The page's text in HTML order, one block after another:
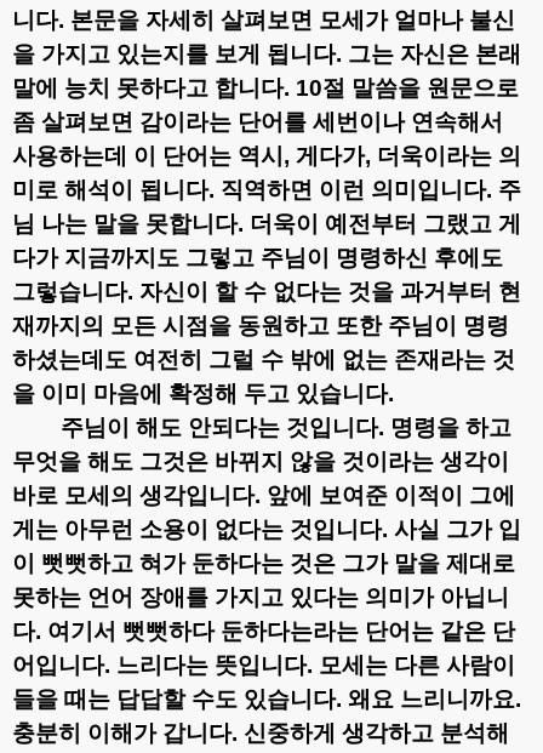
니다. 본문을 자세히 살펴보면 모세가 얼마나 불신
을 가지고 있는지를 보게 됩니다. 그는 자신은 본래
말에 능치 못하다고 합니다. 10절 말씀을 원문으로
좀 살펴보면 감이라는 단어를 세번이나 연속해서
사용하는데 이 단어는 역시 , 게다가, 더욱이라는 의
미로 해석이 됩니다. 직역하면 이런 의미입니다. 주
님 나는 말을 못합니다. 더욱이 예전부터 그랬고 게
다가 지금까지도 그렇고 주님이 명령하신 후에도
그렇습니다. 자신이 할 수 없다는 것을 과거부터 현
재까지의 모든 시점을 동원하고 또한 주님이 명령
하셨는데도 여전히 그럴 수 밖에 없는 존재라는 것
을 이미 마음에 확정해 두고 있습니다.
주님이 해도 안되다는 것입니다. 명령을 하고
무엇을 해도 그것은 바뀌지 않을 것이라는 생각이
바로 모세의 생각입니다. 앞에 보여준 이적이 그에
게는 아무런 소용이 없다는 것입니다. 사실 그가 입
이 뻣뻣하고 혀가 둔하다는 것은 그가 말을 제대로
못하는 언어 장애를 가지고 있다는 의미가 아닙니
다. 여기서 뻣뻣하다 둔하다는라는 단어는 같은 단
어입니다. 느리다는 뜻입니다. 모세는 다른 사람이
들을 때는 답답할 수도 있습니다. 왜요 느리니까요.
충분히 이해가 갑니다. 신중하게 생각하고 분석해